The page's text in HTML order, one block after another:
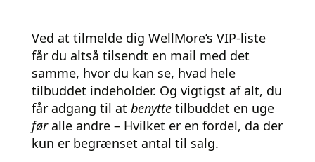
Ved at tilmelde dig WellMore’s VIP-liste
får du altså tilsendt en mail med det
samme, hvor du kan se, hvad hele
tilbuddet indeholder. Og vigtigst af alt, du
får adgang til at benyttetilbuddet en uge
føralle andre – Hvilket er en fordel, da der
kun er begrænset antal til salg.